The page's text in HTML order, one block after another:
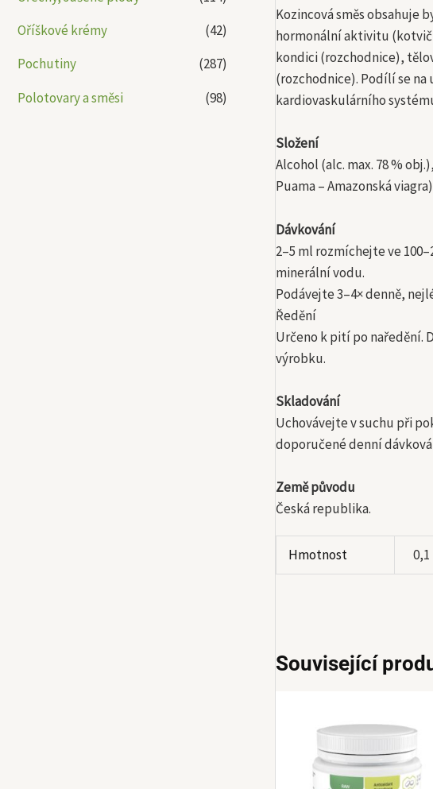
Oříškové krémy
(42)
Pochutiny
(287)
Polotovary a směsi
(98)
Kozincová směs obsahuje
hormonální aktivitu
kondici (rozchodnice),
(rozchodnice). Podílí se
kardiovaskulárního
Složení
Alcohol (alc. max. 78 %
Puama – Amazonská
Dávkování
2–5 ml rozmíchejte ve
minerální vodu.
Podávejte 3–4× denně,
Ředění
Určeno k pití po naředění.
výrobku.
Skladování
Uchovávejte v suchu při
doporučené denní
Země původu
Česká republika.
Hmotnost
Související